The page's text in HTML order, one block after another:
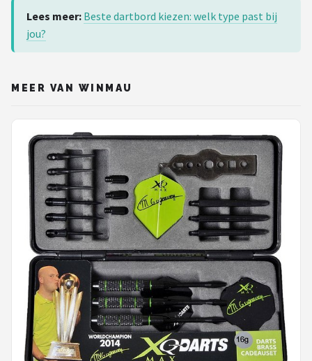
Lees meer: Beste dartbord kiezen: welk type past bij
jou?
MEER VAN WINMAU